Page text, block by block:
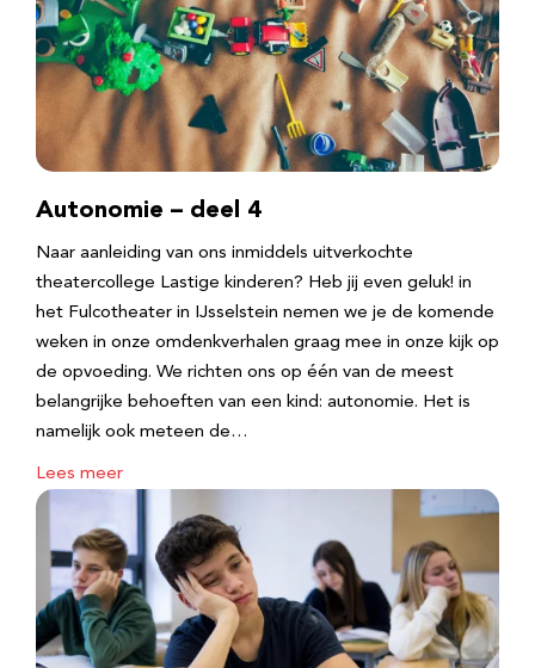
Autonomie – deel 4
Naar aanleiding van ons inmiddels uitverkochte
theatercollege Lastige kinderen? Heb jij even geluk! in
het Fulcotheater in IJsselstein nemen we je de komende
weken in onze omdenkverhalen graag mee in onze kijk op
de opvoeding. We richten ons op één van de meest
belangrijke behoeften van een kind: autonomie. Het is
namelijk ook meteen de…
Lees meer